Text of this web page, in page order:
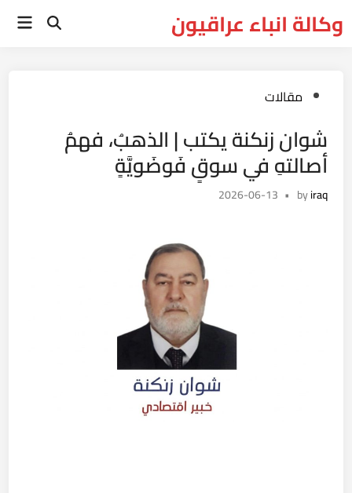
toوكالة انباء عراقيون Open
Postedمقالات
شوان زنكنة يكتب | الذهبُ، فهمُ
أصالتهِ في سوقٍ فَوضَويَّةٍ
byiraq
•
2026-06-13